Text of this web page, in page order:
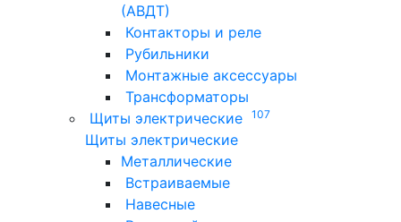
(АВДТ)
Контакторы и реле
Рубильники
Монтажные аксессуары
Трансформаторы
Щиты электрические
107
Щиты электрические
Металлические
Встраиваемые
Навесные